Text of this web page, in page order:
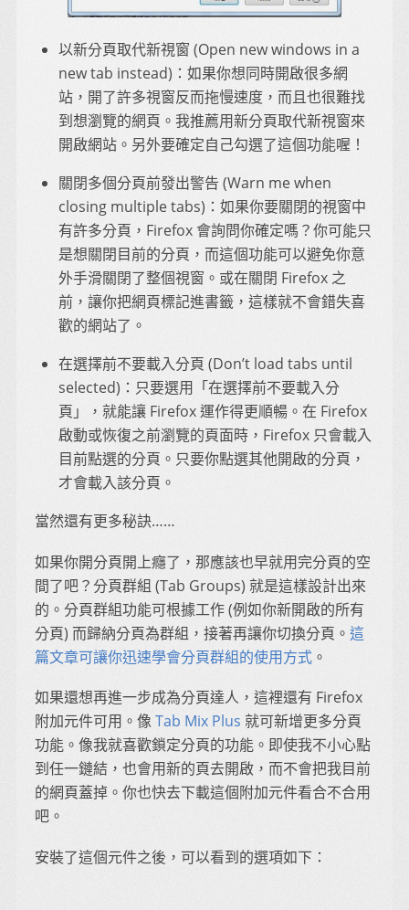
以新分頁取代新視窗 (Open new windows in a
new tab instead)：如果你想同時開啟很多網
站，開了許多視窗反而拖慢速度，而且也很難找
到想瀏覽的網頁。我推薦用新分頁取代新視窗來
開啟網站。另外要確定自己勾選了這個功能喔！
關閉多個分頁前發出警告 (Warn me when
closing multiple tabs)：如果你要關閉的視窗中
有許多分頁，Firefox 會詢問你確定嗎？你可能只
是想關閉目前的分頁，而這個功能可以避免你意
外手滑關閉了整個視窗。或在關閉 Firefox 之
前，讓你把網頁標記進書籤，這樣就不會錯失喜
歡的網站了。
在選擇前不要載入分頁 (Don’t load tabs until
selected)：只要選用「在選擇前不要載入分
頁」，就能讓 Firefox 運作得更順暢。在 Firefox
啟動或恢復之前瀏覽的頁面時，Firefox 只會載入
目前點選的分頁。只要你點選其他開啟的分頁，
才會載入該分頁。
當然還有更多秘訣……
如果你開分頁開上癮了，那應該也早就用完分頁的空
間了吧？分頁群組 (Tab Groups) 就是這樣設計出來
的。分頁群組功能可根據工作 (例如你新開啟的所有
分頁) 而歸納分頁為群組，接著再讓你切換分頁。 這
篇文章可讓你迅速學會分頁群組的使用方式 。
如果還想再進一步成為分頁達人，這裡還有 Firefox
附加元件可用。像Tab Mix Plus 就可新增更多分頁
功能。像我就喜歡鎖定分頁的功能。即使我不小心點
到任一鏈結，也會用新的頁去開啟，而不會把我目前
的網頁蓋掉。你也快去下載這個附加元件看合不合用
吧。
安裝了這個元件之後，可以看到的選項如下：